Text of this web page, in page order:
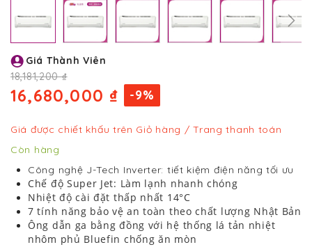
đến
phần
đầu
của
viện
ảnh
Giá Thành Viên
18,181,200 ₫
16,680,000 ₫ -9%
Giá được chiết khấu trên Giỏ hàng / Trang thanh toán
Còn hàng
Công nghệ J-Tech Inverter: tiết kiệm điện năng tối ưu
Chế độ Super Jet: Làm lạnh nhanh chóng
Nhiệt độ cài đặt thấp nhất 14°C
7 tính năng bảo vệ an toàn theo chất lượng Nhật Bản
Ông dẫn ga bằng đồng với hệ thống lá tản nhiệt
nhôm phủ Bluefin chống ăn mòn